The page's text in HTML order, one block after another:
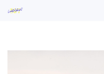
sisältöön